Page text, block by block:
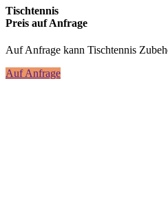
Tischtennis
Preis auf Anfrage
Auf Anfrage kann Tischtennis
Auf Anfrage